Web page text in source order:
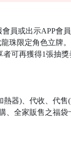
員或出示APP會
珠限定角色立牌。
可再獲得1張抽獎
器)、代收、代
全家販售之福袋